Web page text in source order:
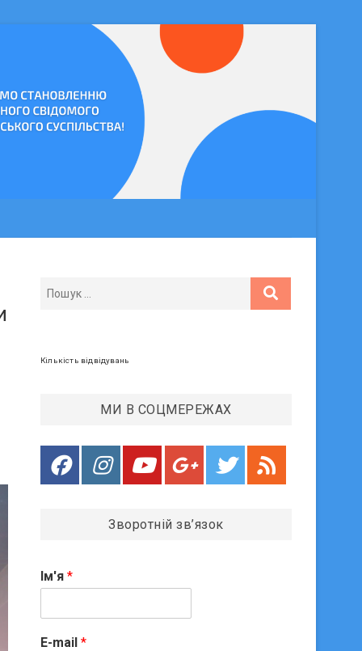
Кількість відвідувань
МИ В СОЦМЕРЕЖАХ
Зворотній зв’язок
Ім'я *
E-mail *